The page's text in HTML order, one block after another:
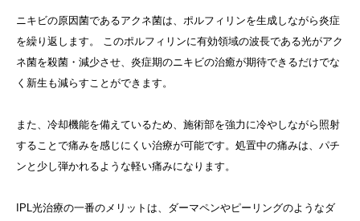
ニキビの原因菌であるアクネ菌は、ポルフィリンを生成しながら炎症
を繰り返します。 このポルフィリンに有効領域の波長である光がアク
ネ菌を殺菌・減少させ、炎症期のニキビの治癒が期待できるだけでな
く新生も減らすことができます。
また、冷却機能を備えているため、施術部を強力に冷やしながら照射
することで痛みを感じにくい治療が可能です。処置中の痛みは、パチ
ンと少し弾かれるような軽い痛みになります。
IPL光治療の一番のメリットは、ダーマペンやピーリングのようなダ